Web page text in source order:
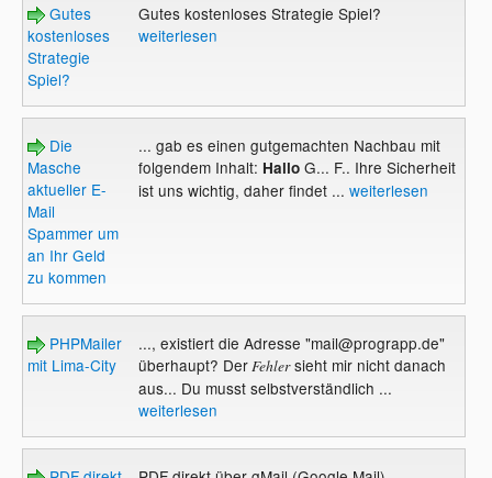
Gutes
kostenloses
Strategie
Spiel?
Gutes kostenloses Strategie Spiel?
weiterlesen
Die
Masche
aktueller E-
Mail
Spammer um
an Ihr Geld
zu kommen
... gab es einen gutgemachten Nachbau mit
folgendem Inhalt: HalloG... F.. Ihre Sicherheit
ist uns wichtig, daher findet ... weiterlesen
PHPMailer
mit Lima-City
..., existiert die Adresse "mail@prograpp.de"
überhaupt? DerFehlersieht mir nicht danach
aus... Du musst selbstverständlich ...
weiterlesen